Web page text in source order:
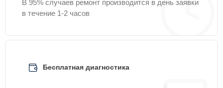
В 95% случаев ремонт производится в день заявки
в течение 1-2 часов
Бесплатная диагностика